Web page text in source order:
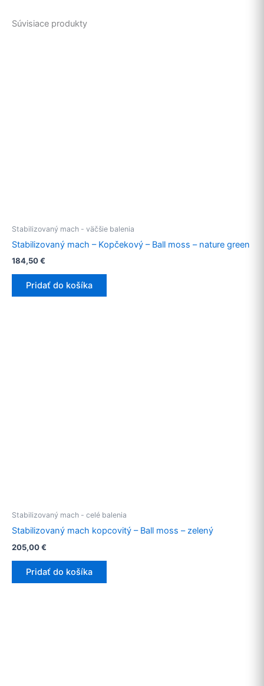
Súvisiace produkty
Stabilizovaný mach - väčšie balenia
Stabilizovaný mach – Kopčekový – Ball moss – nature green
184,50€
Pridať do košíka
Stabilizovaný mach - celé balenia
Stabilizovaný mach kopcovitý – Ball moss – zelený
205,00€
Pridať do košíka